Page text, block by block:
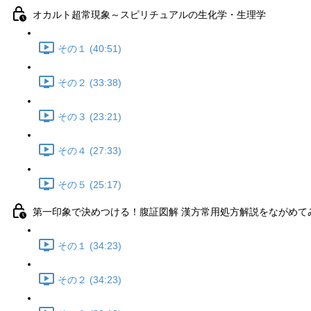
オカルト超常現象～スピリチュアルの生化学・生理学
その１ (40:51)
その２ (33:38)
その３ (23:21)
その４ (27:33)
その５ (25:17)
第一印象で決めつける！腹証図解 漢方常用処方解説をながめて
その１ (34:23)
その２ (34:23)